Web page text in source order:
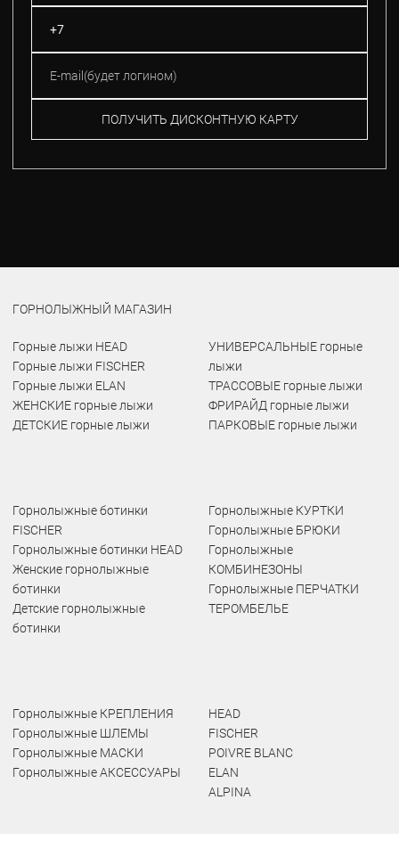
ПОЛУЧИТЬ ДИСКОНТНУЮ КАРТУ
ГОРНОЛЫЖНЫЙ МАГАЗИН
Горные лыжи HEAD
Горные лыжи FISCHER
Горные лыжи ELAN
ЖЕНСКИЕ горные лыжи
ДЕТСКИЕ горные лыжи
УНИВЕРСАЛЬНЫЕ горные
лыжи
ТРАССОВЫЕ горные лыжи
ФРИРАЙД горные лыжи
ПАРКОВЫЕ горные лыжи
Горнолыжные ботинки
FISCHER
Горнолыжные ботинки HEAD
Женские горнолыжные
ботинки
Детские горнолыжные
ботинки
Горнолыжные КУРТКИ
Горнолыжные БРЮКИ
Горнолыжные
КОМБИНЕЗОНЫ
Горнолыжные ПЕРЧАТКИ
ТЕРОМБЕЛЬЕ
Горнолыжные КРЕПЛЕНИЯ
Горнолыжные ШЛЕМЫ
Горнолыжные МАСКИ
Горнолыжные АКСЕССУАРЫ
HEAD
FISCHER
POIVRE BLANC
ELAN
ALPINA